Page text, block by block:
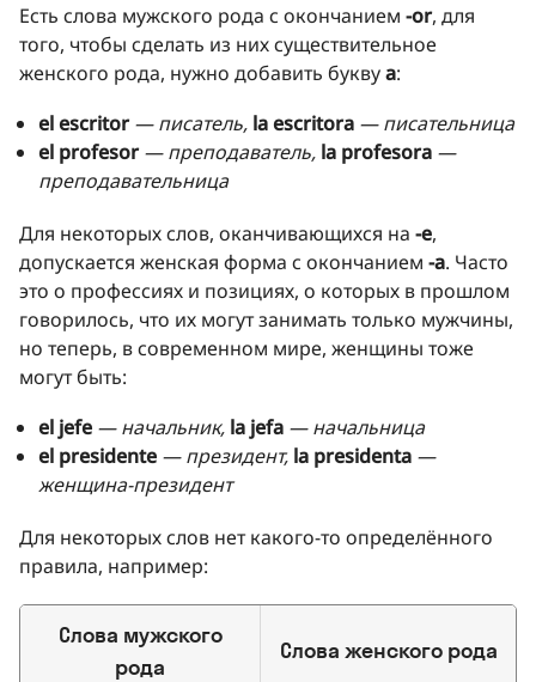
Есть слова мужского рода с окончанием -or, для
того, чтобы сделать из них существительное
женского рода, нужно добавить буквуа:
el escritor— писатель, la escritora — писательница
el profesor— преподаватель, la profesora —
преподавательница
Для некоторых слов, оканчивающихся на -е,
допускается женская форма с окончанием -а. Часто
это о профессиях и позициях, о которых в прошлом
говорилось, что их могут занимать только мужчины,
но теперь, в современном мире, женщины тоже
могут быть:
el jefe — начальник, la jefa — начальница
el presidente — президент, la presidenta —
женщина-президент
Для некоторых слов нет какого-то определённого
правила, например:
Слова мужского
рода
Слова женского рода